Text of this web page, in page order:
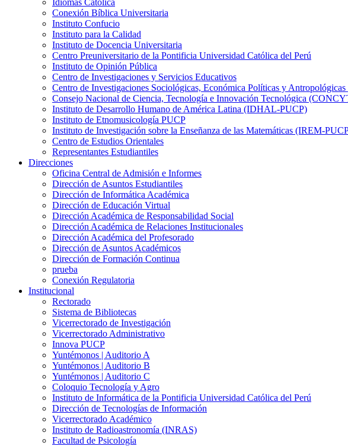
Idiomas Católica
Conexión Bíblica Universitaria
Instituto Confucio
Instituto para la Calidad
Instituto de Docencia Universitaria
Centro Preuniversitario de la Pontificia Universidad Católica del Perú
Instituto de Opinión Pública
Centro de Investigaciones y Servicios Educativos
Centro de Investigaciones Sociológicas, Económica Políticas y
Consejo Nacional de Ciencia, Tecnología e Innovación Tecnológica
Instituto de Desarrollo Humano de América Latina (IDHAL-PUCP)
Instituto de Etnomusicología PUCP
Instituto de Investigación sobre la Enseñanza de las Matemáticas (IREM-
Centro de Estudios Orientales
Representantes Estudiantiles
Direcciones
Oficina Central de Admisión e Informes
Dirección de Asuntos Estudiantiles
Dirección de Informática Académica
Dirección de Educación Virtual
Dirección Académica de Responsabilidad Social
Dirección Académica de Relaciones Institucionales
Dirección Académica del Profesorado
Dirección de Asuntos Académicos
Dirección de Formación Continua
prueba
Conexión Regulatoria
Institucional
Rectorado
Sistema de Bibliotecas
Vicerrectorado de Investigación
Vicerrectorado Administrativo
Innova PUCP
Yuntémonos | Auditorio A
Yuntémonos | Auditorio B
Yuntémonos | Auditorio C
Coloquio Tecnología y Agro
Instituto de Informática de la Pontificia Universidad Católica del Perú
Dirección de Tecnologías de Información
Vicerrectorado Académico
Instituto de Radioastronomía (INRAS)
Facultad de Psicología